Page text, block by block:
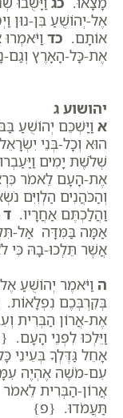
אֶל-יְהוֹשֻׁעַ בִּן-נוּן
אוֹתָם. כד
אֶת-כָּל-הָאָרֶץ וְגַם-
יהושוע ג
א וַיַּשְׁכֵּם יְהוֹשֻׁעַ
הוּא וְכָל-בְּנֵי
שְׁלֹשֶׁת יָמִים
אֶת-הָעָם לֵאמֹר
וְהַכֹּהֲנִים הַלְוִיִּם
וַהֲלַכְתֶּם אַחֲרָיו. ד
אַמָּה בַּמִּדָּה אַל-
אֲשֶׁר תֵּלְכוּ-בָהּ
ה וַיֹּאמֶר יְהוֹשֻׁעַ
בְּקִרְבְּכֶם נִפְלָאוֹת.
אֶת-אֲרוֹן הַבְּרִית
וַיֵּלְכוּ לִפְנֵי הָעָם.
אָחֵל גַּדֶּלְךָ בְּעֵינֵי
עִם-מֹשֶׁה אֶהְיֶה
אֲרוֹן-הַבְּרִית
תַּעֲמֹדוּ. {פ}